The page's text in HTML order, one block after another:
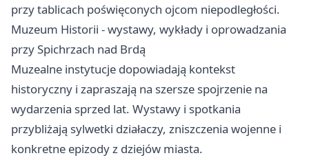
przy tablicach poświęconych ojcom niepodległości.
Muzeum Historii - wystawy, wykłady i oprowadzania
przy Spichrzach nad Brdą
Muzealne instytucje dopowiadają kontekst
historyczny i zapraszają na szersze spojrzenie na
wydarzenia sprzed lat. Wystawy i spotkania
przybliżają sylwetki działaczy, zniszczenia wojenne i
konkretne epizody z dziejów miasta.